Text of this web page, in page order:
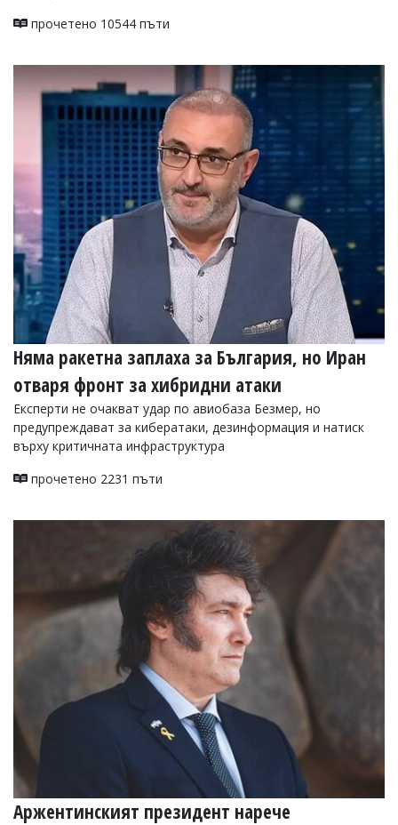
прочетено 10544 пъти
Няма ракетна заплаха за България, но Иран
отваря фронт за хибридни атаки
Експерти не очакват удар по авиобаза Безмер, но
предупреждават за кибератаки, дезинформация и натиск
върху критичната инфраструктура
прочетено 2231 пъти
Аржентинският президент нарече